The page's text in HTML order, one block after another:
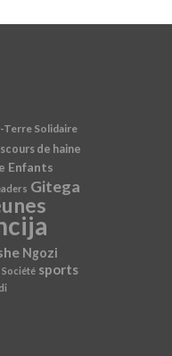
Terre Solidaire
de haine
Enfants
Gitega
Ngozi
Société sports